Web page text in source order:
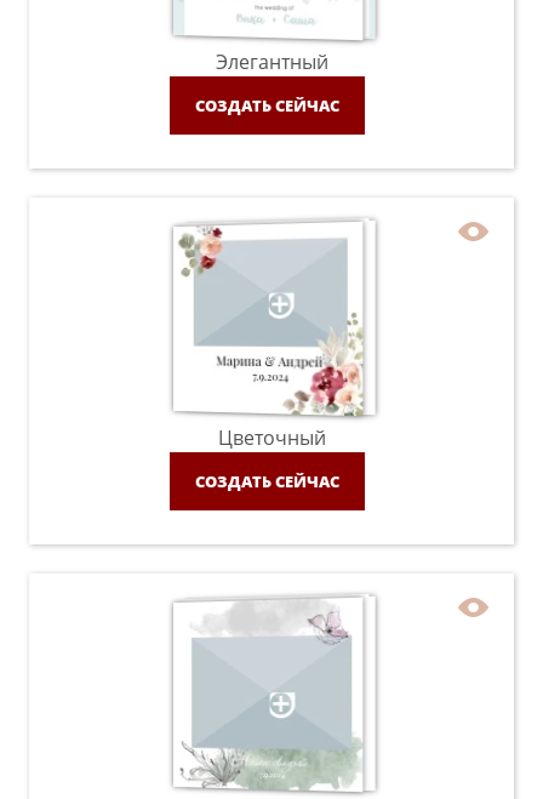
Элегантный
СОЗДАТЬ СЕЙЧАС
Цветочный
СОЗДАТЬ СЕЙЧАС